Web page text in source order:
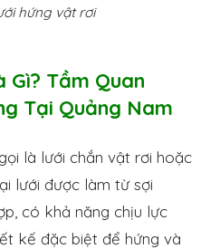
hứng vật rơi
Gì? Tầm Quan
Tại Quảng Nam
là lưới chắn vật rơi hoặc
lưới được làm từ sợi
có khả năng chịu lực
kế đặc biệt để hứng và